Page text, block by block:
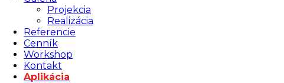
Projekcia
Realizácia
Referencie
Cenník
Workshop
Kontakt
Aplikácia